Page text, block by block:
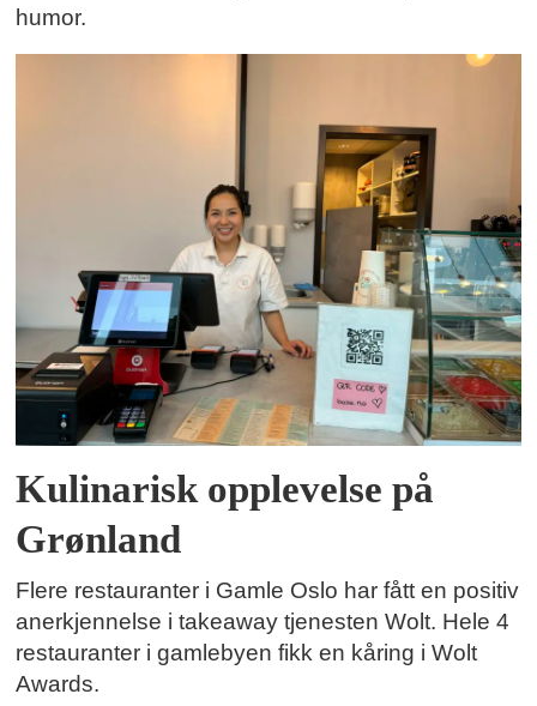
humor.
Kulinarisk opplevelse på
Grønland
Flere restauranter i Gamle Oslo har fått en positiv
anerkjennelse i takeaway tjenesten Wolt. Hele 4
restauranter i gamlebyen fikk en kåring i Wolt
Awards.